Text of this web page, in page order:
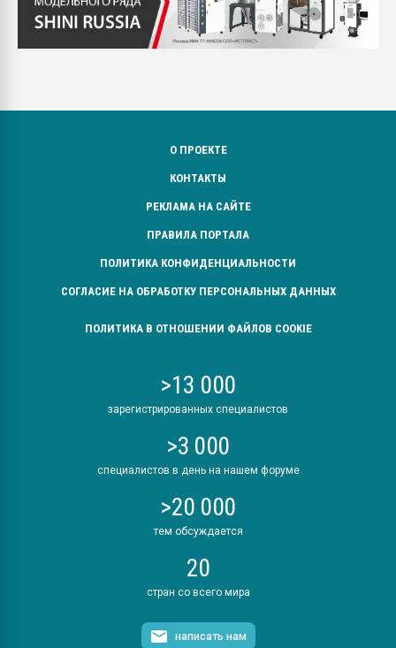
О ПРОЕКТЕ
КОНТАКТЫ
РЕКЛАМА НА САЙТЕ
ПРАВИЛА ПОРТАЛА
ПОЛИТИКА КОНФИДЕНЦИАЛЬНОСТИ
СОГЛАСИЕ НА ОБРАБОТКУ ПЕРСОНАЛЬНЫХ ДАННЫХ
ПОЛИТИКА В ОТНОШЕНИИ ФАЙЛОВ COOKIE
>13 000
зарегистрированных специалистов
>3 000
специалистов в день на нашем форуме
>20 000
тем обсуждается
20
стран со всего мира
написать нам